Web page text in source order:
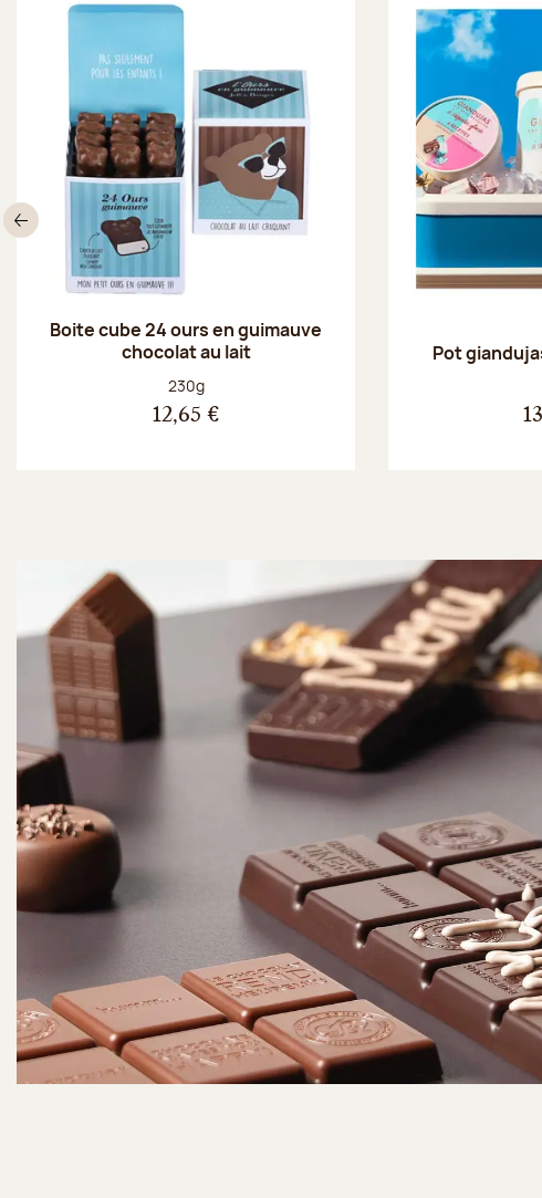
Boite cube 24 ours en guimauve
chocolat au lait
Poids net :
230g
12,65 €
Pot
Précédent